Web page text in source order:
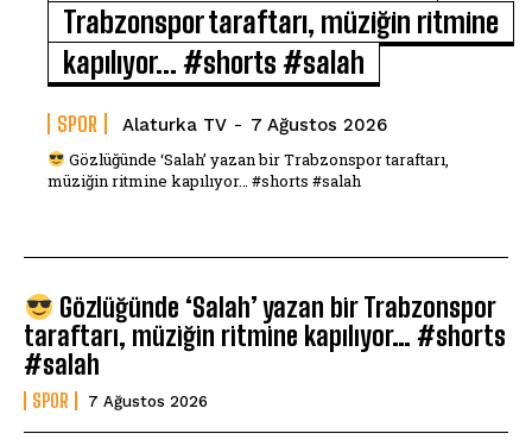
Trabzonspor taraftarı, müziğin ritmine
kapılıyor… #shorts #salah
SPOR Alaturka TV - 7 Ağustos 2026
Gözlüğünde ‘Salah’ yazan bir Trabzonspor taraftarı,
müziğin ritmine kapılıyor… #shorts #salah
Gözlüğünde ‘Salah’ yazan bir Trabzonspor
taraftarı, müziğin ritmine kapılıyor… #shorts
#salah
SPOR 7 Ağustos 2026